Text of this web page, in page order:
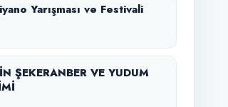
Yarışması ve Festivali
ŞEKERANBER VE YUDUM